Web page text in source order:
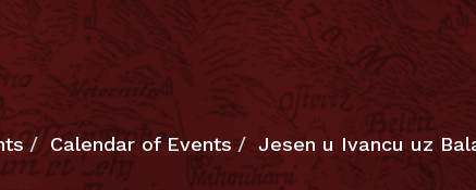
Calendar of Events Jesen u Ivancu uz